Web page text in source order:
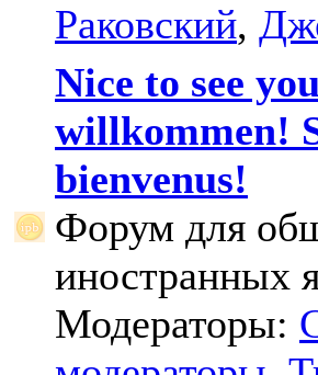
Раковский,
Nice to see
willkommen!
bienvenus!
Форум для
иностранных
Модераторы: